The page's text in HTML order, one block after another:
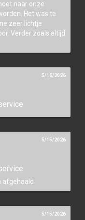
naar onze
Het was te
zeer lichtje
Verder zoals altijd
5/16/2026
afgehaald
5/15/2026
5/15/2026